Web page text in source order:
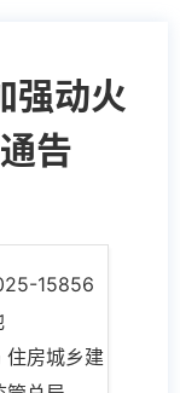
强动火
告
15856
住房城乡建